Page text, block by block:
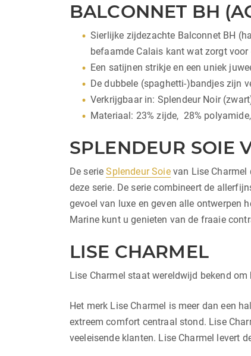
BALCONNET BH
Sierlijke zijdezachte Balconnet BH
befaamde Calais kant wat zorgt
Een satijnen strikje en een uniek
De dubbele (spaghetti-)bandjes zijn
Verkrijgbaar in: Splendeur Noir
Materiaal: 23% zijde, 28%
SPLENDEUR SOIE
De serieSplendeur Soievan Lise Charmel
deze serie. De serie combineert de
gevoel van luxe en geven alle ontwerpen
Marine kunt u genieten van de fraaie
LISE CHARMEL
Lise Charmel staat wereldwijd bekend
Het merk Lise Charmel is meer dan een
extreem comfort centraal stond. Lise
veeleisende klanten. Lise Charmel levert